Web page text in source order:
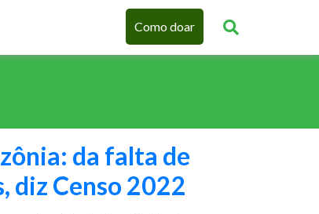
Como doar
da falta de
diz Censo 2022